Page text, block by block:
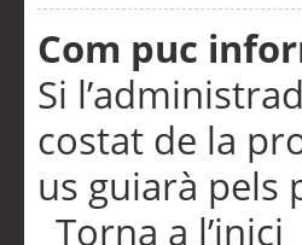
Com puc
Si
costat de la
us guiarà pels
Torna a l’inici